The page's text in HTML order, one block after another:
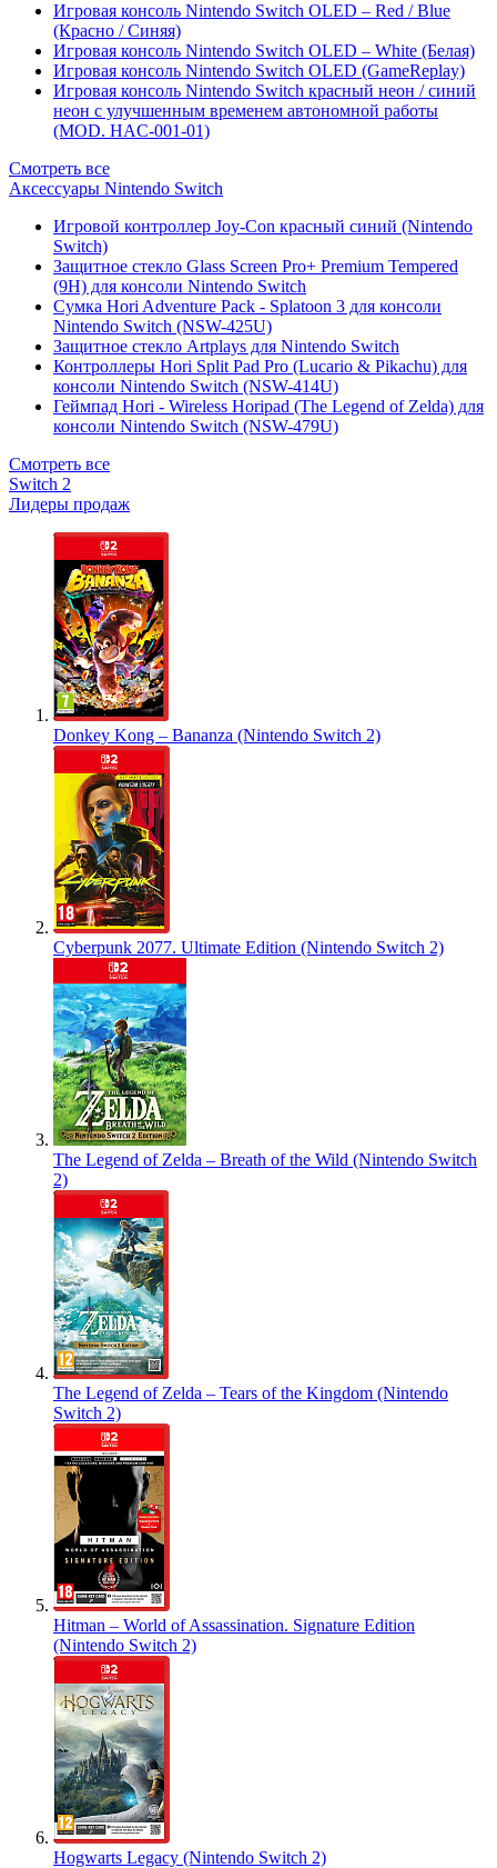
Игровая консоль Nintendo Switch OLED – Red / Blue
(Красно / Синяя)
Игровая консоль Nintendo Switch OLED – White (Белая)
Игровая консоль Nintendo Switch OLED (GameReplay)
Игровая консоль Nintendo Switch красный неон / синий
неон с улучшенным временем автономной работы
(MOD. HAC-001-01)
Смотреть все
Аксессуары Nintendo Switch
Игровой контроллер Joy-Con красный синий (Nintendo
Switch)
Защитное стекло Glass Screen Pro+ Premium Tempered
(9H) для консоли Nintendo Switch
Сумка Hori Adventure Pack - Splatoon 3 для консоли
Nintendo Switch (NSW-425U)
Защитное стекло Artplays для Nintendo Switch
Контроллеры Hori Split Pad Pro (Lucario & Pikachu) для
консоли Nintendo Switch (NSW-414U)
Геймпад Hori - Wireless Horipad (The Legend of Zelda) для
консоли Nintendo Switch (NSW-479U)
Смотреть все
Switch 2
Лидеры продаж
Donkey Kong – Bananza (Nintendo Switch 2)
Cyberpunk 2077. Ultimate Edition (Nintendo Switch 2)
The Legend of Zelda – Breath of the Wild (Nintendo Switch
2)
The Legend of Zelda – Tears of the Kingdom (Nintendo
Switch 2)
Hitman – World of Assassination. Signature Edition
(Nintendo Switch 2)
Hogwarts Legacy (Nintendo Switch 2)